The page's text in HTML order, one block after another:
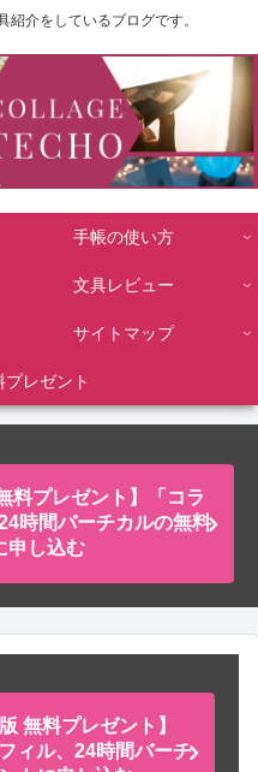
介をしているブログです。
手帳の使い方
文具レビュー
サイトマップ
プレゼント
料プレゼント】「コラ
時間バーチカルの無料
申し込む
無料プレゼント】
ィル、24時間バーチ